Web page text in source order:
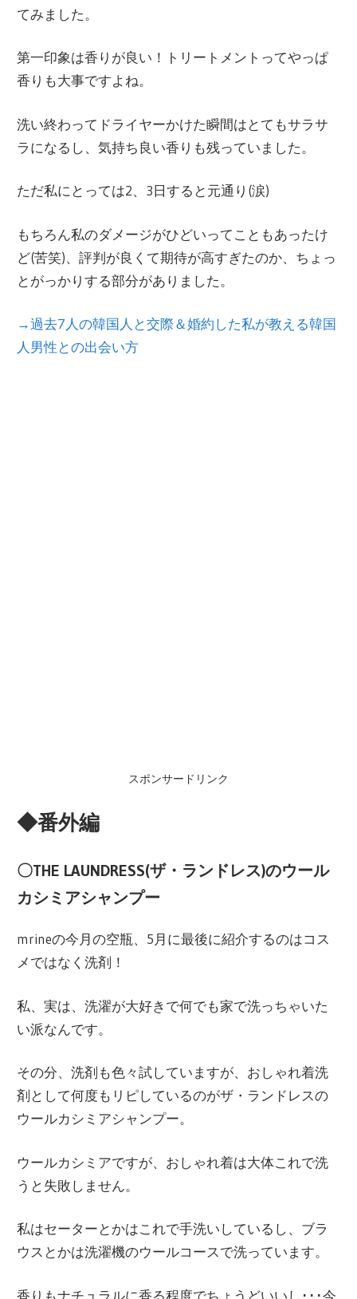
てみました。
第一印象は香りが良い！トリートメントってやっぱ
香りも大事ですよね。
洗い終わってドライヤーかけた瞬間はとてもサラサ
ラになるし、気持ち良い香りも残っていました。
ただ私にとっては2、3日すると元通り(涙)
もちろん私のダメージがひどいってこともあったけ
ど(苦笑)、評判が良くて期待が高すぎたのか、ちょっ
とがっかりする部分がありました。
→過去7人の韓国人と交際＆婚約した私が教える韓国
人男性との出会い方
スポンサードリンク
◆番外編
〇THE LAUNDRESS(ザ・ランドレス)のウール
カシミアシャンプー
mrineの今月の空瓶、5月に最後に紹介するのはコス
メではなく洗剤！
私、実は、洗濯が大好きで何でも家で洗っちゃいた
い派なんです。
その分、洗剤も色々試していますが、おしゃれ着洗
剤として何度もリピしているのがザ・ランドレスの
ウールカシミアシャンプー。
ウールカシミアですが、おしゃれ着は大体これで洗
うと失敗しません。
私はセーターとかはこれで手洗いしているし、ブラ
ウスとかは洗濯機のウールコースで洗っています。
香りもナチュラルに香る程度でちょうどいいし･･･今